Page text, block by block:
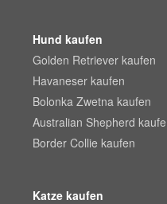
Hund kaufen
Golden Retriever kaufen
Havaneser kaufen
Bolonka Zwetna kaufen
Australian Shepherd
Border Collie kaufen
Katze kaufen